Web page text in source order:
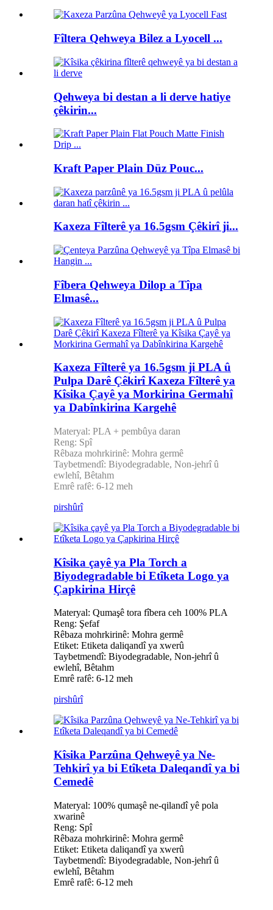
Fîltera Qehweya Bilez a Lyocell ...
Qehweya bi destan a li derve hatiye
çêkirin...
Kraft Paper Plain Düz Pouc...
Kaxeza Fîlterê ya 16.5gsm Çêkirî ji...
Fîbera Qehweya Dilop a Tîpa
Elmasê...
Kaxeza Fîlterê ya 16.5gsm ji PLA û
Pulpa Darê Çêkirî Kaxeza Fîlterê ya
Kîsika Çayê ya Morkirina Germahî
ya Dabînkirina Kargehê
Materyal: PLA + pembûya daran
Reng: Spî
Rêbaza mohrkirinê: Mohra germê
Taybetmendî: Biyodegradable, Non-jehrî û
ewlehî, Bêtahm
Emrê rafê: 6-12 meh
pirshûrî
Kîsika çayê ya Pla Torch a
Biyodegradable bi Etîketa Logo ya
Çapkirina Hirçê
Materyal: Qumaşê tora fîbera ceh 100% PLA
Reng: Şefaf
Rêbaza mohrkirinê: Mohra germê
Etiket: Etiketa daliqandî ya xwerû
Taybetmendî: Biyodegradable, Non-jehrî û
ewlehî, Bêtahm
Emrê rafê: 6-12 meh
pirshûrî
Kîsika Parzûna Qehweyê ya Ne-
Tehkirî ya bi Etîketa Daleqandî ya bi
Cemedê
Materyal: 100% qumaşê ne-qilandî yê pola
xwarinê
Reng: Spî
Rêbaza mohrkirinê: Mohra germê
Etiket: Etiketa daliqandî ya xwerû
Taybetmendî: Biyodegradable, Non-jehrî û
ewlehî, Bêtahm
Emrê rafê: 6-12 meh